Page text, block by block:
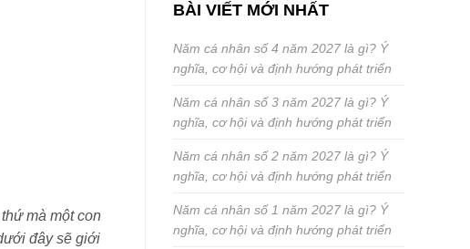
mà một con
đây sẽ giới
BÀI VIẾT MỚI NHẤT
Năm cá nhân số 4 năm 2027 là gì? Ý
nghĩa, cơ hội và định hướng phát triển
Năm cá nhân số 3 năm 2027 là gì? Ý
nghĩa, cơ hội và định hướng phát triển
Năm cá nhân số 2 năm 2027 là gì? Ý
nghĩa, cơ hội và định hướng phát triển
Năm cá nhân số 1 năm 2027 là gì? Ý
nghĩa, cơ hội và định hướng phát triển